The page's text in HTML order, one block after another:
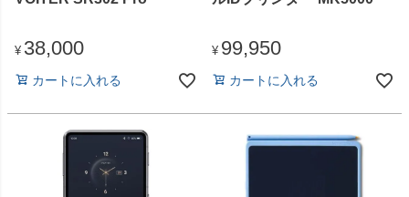
¥ 38,000
カートに入れる
¥ 99,950
カートに入れる